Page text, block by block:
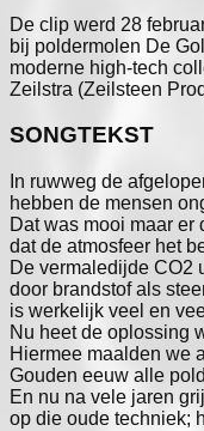
De clip werd 28
bij poldermolen De
moderne high-tech
Zeilstra (Zeilsteen
SONGTEKST
In ruwweg de
hebben de mensen
Dat was mooi maar er
dat de atmosfeer het
De vermaledijde CO2
door brandstof als
is werkelijk veel en
Nu heet de oplossing
Hiermee maalden we
Gouden eeuw alle
En nu na vele jaren
op die oude techniek;